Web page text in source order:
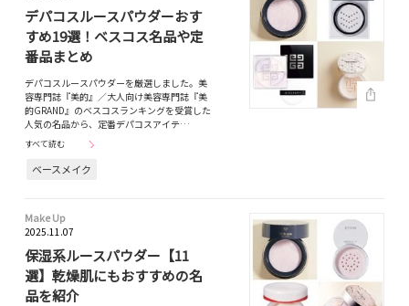
デパコスルースパウダーおす
すめ19選！ベスコス名品や定
番品まとめ
デパコスルースパウダーを厳選しました。美
容専門誌『美的』／大人向け美容専門誌『美
的GRAND』のベスコスランキングを受賞した
人気の名品から、定番デパコスアイテ…
すべて読む
ベースメイク
Make Up
2025.11.07
保湿系ルースパウダー【11
選】乾燥肌にもおすすめの名
品を紹介